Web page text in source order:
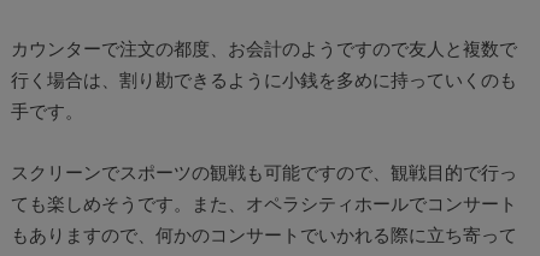
カウンターで注文の都度、お会計のようですので友人と複数で
行く場合は、割り勘できるように小銭を多めに持っていくのも
手です。
スクリーンでスポーツの観戦も可能ですので、観戦目的で行っ
ても楽しめそうです。また、オペラシティホールでコンサート
もありますので、何かのコンサートでいかれる際に立ち寄って